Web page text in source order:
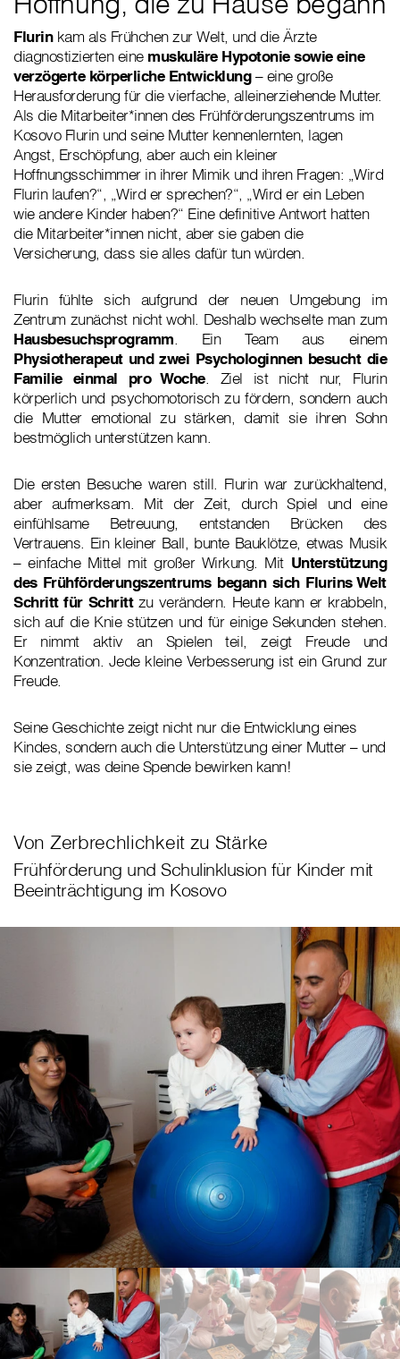
Flurinkam als Frühchen zur Welt, und die Ärzte
diagnostizierten eine muskuläre Hypotonie sowie eine
verzögerte körperliche Entwicklung– eine große
Herausforderung für die vierfache, alleinerziehende Mutter.
Als die Mitarbeiter*innen des Frühförderungszentrums im
Kosovo Flurin und seine Mutter kennenlernten, lagen
Angst, Erschöpfung, aber auch ein kleiner
Hoffnungsschimmer in ihrer Mimik und ihren Fragen: „Wird
Flurin laufen?“, „Wird er sprechen?“, „Wird er ein Leben
wie andere Kinder haben?“ Eine definitive Antwort hatten
die Mitarbeiter*innen nicht, aber sie gaben die
Versicherung, dass sie alles dafür tun würden.
Flurin fühlte sich aufgrund der neuen Umgebung im
Zentrum zunächst nicht wohl. Deshalb wechselte man zum
Hausbesuchsprogramm . Ein Team aus einem
Physiotherapeut und zwei Psychologinnen besucht die
Familie einmal pro Woche. Ziel ist nicht nur, Flurin
körperlich und psychomotorisch zu fördern, sondern auch
die Mutter emotional zu stärken, damit sie ihren Sohn
bestmöglich unterstützen kann.
Die ersten Besuche waren still. Flurin war zurückhaltend,
aber aufmerksam. Mit der Zeit, durch Spiel und eine
einfühlsame Betreuung, entstanden Brücken des
Vertrauens. Ein kleiner Ball, bunte Bauklötze, etwas Musik
– einfache Mittel mit großer Wirkung. Mit Unterstützung
des Frühförderungszentrums begann sich Flurins Welt
Schritt für Schritt zu verändern. Heute kann er krabbeln,
sich auf die Knie stützen und für einige Sekunden stehen.
Er nimmt aktiv an Spielen teil, zeigt Freude und
Konzentration. Jede kleine Verbesserung ist ein Grund zur
Freude.
Seine Geschichte zeigt nicht nur die Entwicklung eines
Kindes, sondern auch die Unterstützung einer Mutter – und
sie zeigt, was deine Spende bewirken kann!
Von Zerbrechlichkeit zu Stärke
Frühförderung und Schulinklusion für Kinder mit
Beeinträchtigung im Kosovo